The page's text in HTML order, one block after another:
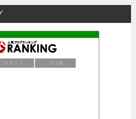
ポイント ブロ画